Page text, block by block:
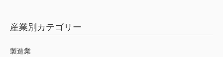
産業別カテゴリー
製造業